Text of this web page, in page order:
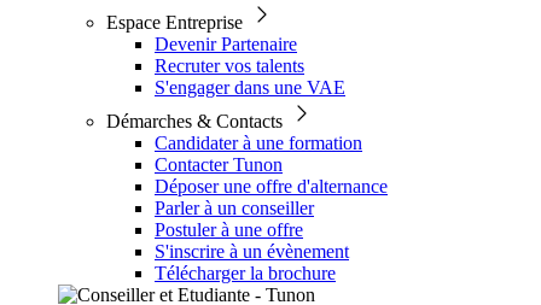
Espace Entreprise
Devenir Partenaire
Recruter vos talents
S'engager dans une VAE
Démarches & Contacts
Candidater à une formation
Contacter Tunon
Déposer une offre d'alternance
Parler à un conseiller
Postuler à une offre
S'inscrire à un évènement
Télécharger la brochure